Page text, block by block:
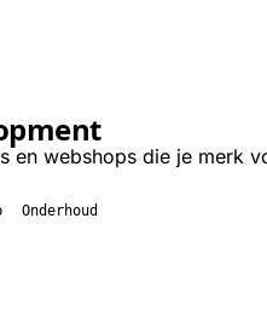
en webshops die je merk
Onderhoud